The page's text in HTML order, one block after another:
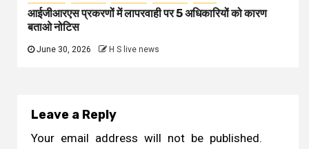
आईजीआरएस प्रकरणों में लापरवाही पर 5 अधिकारियों को कारण
बताओ नोटिस
June 30, 2026 H S live news
Leave a Reply
Your email address will not be published.